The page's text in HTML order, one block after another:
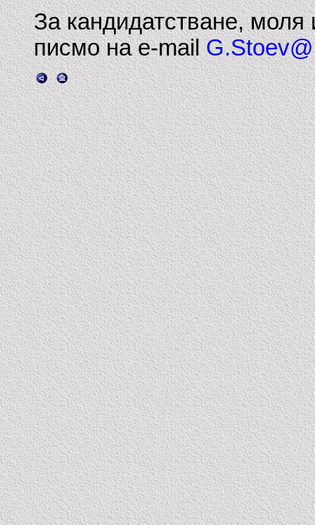
За кандидатстване,
писмо на е-mail